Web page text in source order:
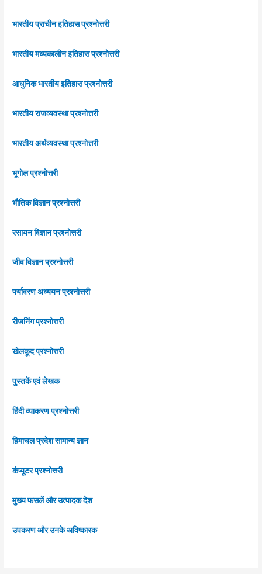
भारतीय प्राचीन इतिहास प्रश्नोत्तरी
भारतीय मध्यकालीन इतिहास प्रश्नोत्तरी
आधुनिक भारतीय इतिहास प्रश्नोत्तरी
भारतीय राजव्यवस्था प्रश्नोत्तरी
भारतीय अर्थव्यवस्था प्रश्नोत्तरी
भूगोल प्रश्नोत्तरी
भौतिक विज्ञान प्रश्नोत्तरी
रसायन विज्ञान प्रश्नोत्तरी
जीव विज्ञान प्रश्नोत्तरी
पर्यावरण अध्ययन प्रश्नोत्तरी
रीजनिंग प्रश्नोत्तरी
खेलकूद प्रश्नोत्तरी
पुस्तकें एवं लेखक
हिंदी व्याकरण प्रश्नोत्तरी
हिमाचल प्रदेश सामान्य ज्ञान
कंप्यूटर प्रश्नोत्तरी
मुख्य फसलें और उत्पादक देश
उपकरण और उनके अविष्कारक